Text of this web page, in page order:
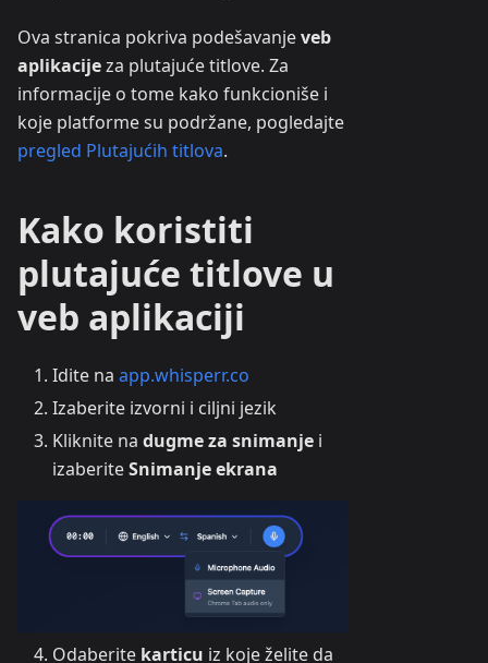
Ova stranica pokriva podešavanjeveb
aplikacijeza plutajuće titlove. Za
informacije o tome kako funkcioniše i
koje platforme su podržane, pogledajte
pregled Plutajućih titlova.
Kako koristiti
plutajuće titlove u
veb aplikaciji
Idite na app.whisperr.co
Izaberite izvorni i ciljni jezik
Kliknite na dugme za snimanje i
izaberiteSnimanje ekrana
Odaberite karticu iz koje želite da